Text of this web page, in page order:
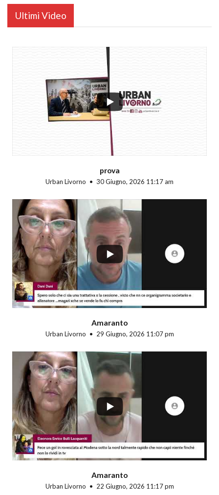
Ultimi Video
prova
Urban Livorno 30 Giugno, 2026 11:17 am
Amaranto
Urban Livorno 29 Giugno, 2026 11:07 pm
Amaranto
Urban Livorno 22 Giugno, 2026 11:17 pm